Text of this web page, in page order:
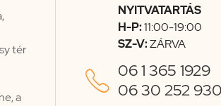
tér
a
NYITVATARTÁS
H-P:11:00-19:00
SZ-V:ZÁRVA
 06 1 365 1929
06 30 252